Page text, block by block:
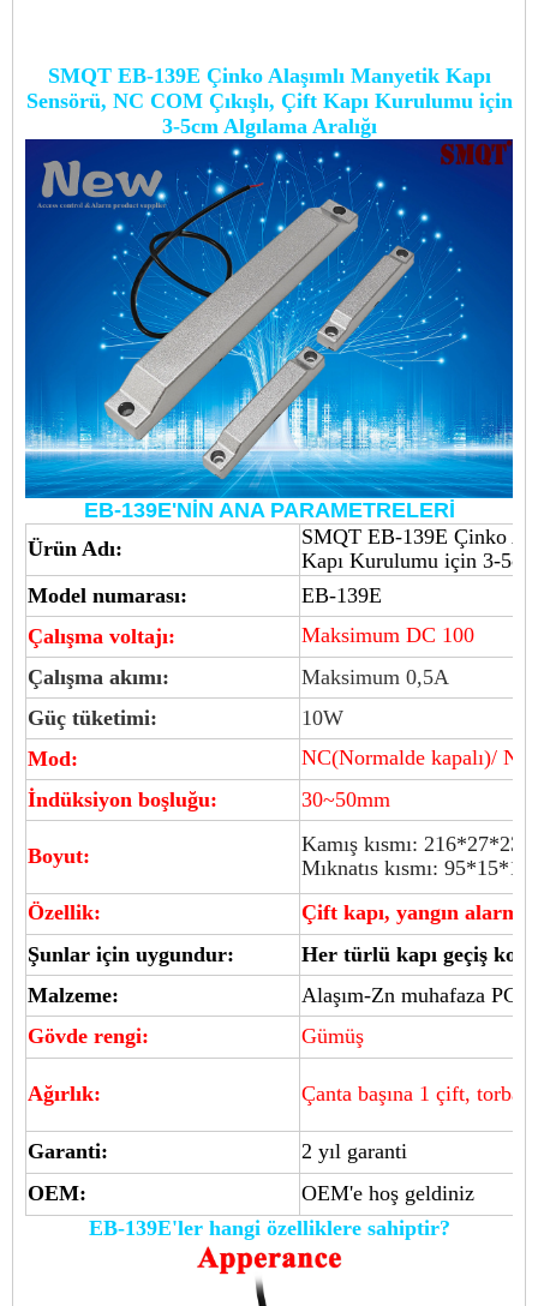
SMQT EB-139E Çinko Alaşımlı Manyetik Kapı
Sensörü, NC COM Çıkışlı, Çift Kapı Kurulumu için
3-5cm Algılama Aralığı
EB-139E'NİN ANA PARAMETRELERİ
Ürün Adı:
SMQT EB-139E Çinko
Kapı Kurulumu için 3-5cm
Model numarası:
EB-139E
Çalışma voltajı:
Maksimum DC 100
Çalışma akımı:
Maksimum 0,5A
Güç tüketimi:
10W
Mod:
NC(Normalde kapalı)/
İndüksiyon boşluğu:
30~50mm
Boyut:
Kamış kısmı:
Mıknatıs kısmı:
Özellik:
Çift kapı, yangın alarm
Şunlar için uygundur:
Her türlü kapı geçiş
Malzeme:
Alaşım-Zn muhafaza PCB
Gövde rengi:
Gümüş
Ağırlık: Çanta başına 1 çift, torba
Garanti:
2 yıl garanti
OEM:
OEM'e hoş geldiniz
EB-139E'ler hangi özelliklere sahiptir?